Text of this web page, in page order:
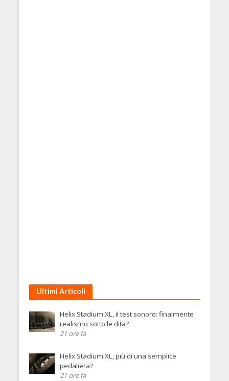
Ultimi Articoli
Helix Stadium XL, il test sonoro: finalmente
realismo sotto le dita?
21 ore fa
Helix Stadium XL, più di una semplice
pedaliera?
21 ore fa